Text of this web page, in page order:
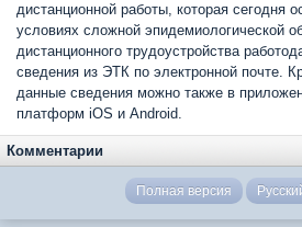
дистанционной работы, которая сегодня
условиях сложной эпидемиологической
дистанционного трудоустройства
сведения из ЭТК по электронной почте.
данные сведения можно также в
платформ iOS и Android.
Комментарии
Полная версия